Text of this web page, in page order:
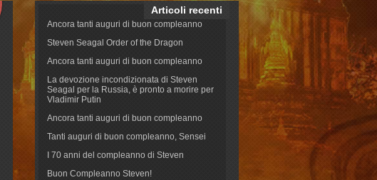
Articoli recenti
Ancora tanti auguri di buon compleanno
Steven Seagal Order of the Dragon
Ancora tanti auguri di buon compleanno
La devozione incondizionata di Steven
Seagal per la Russia, è pronto a morire per
Vladimir Putin
Ancora tanti auguri di buon compleanno
Tanti auguri di buon compleanno, Sensei
I 70 anni del compleanno di Steven
Buon Compleanno Steven!